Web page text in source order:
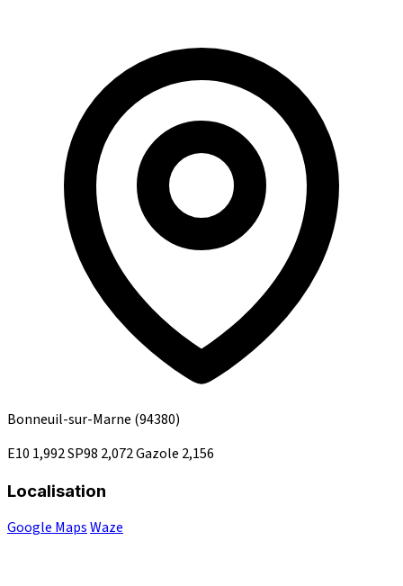
Bonneuil-sur-Marne (94380)
E10 1,992SP98 2,072Gazole 2,156
Localisation
Google MapsWaze